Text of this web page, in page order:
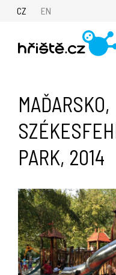
CZ EN
MAĎARSKO,
PARK, 2014